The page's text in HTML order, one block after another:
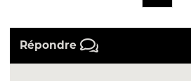
Répondre